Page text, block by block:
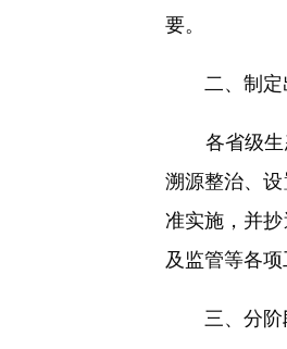
要。
二、制定
各省级生态
溯源整治、
准实施，并
及监管等各项
三、分阶